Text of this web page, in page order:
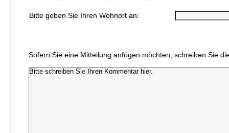
Bitte geben Sie Ihren Wohnort an:
Sofern Sie eine Mitteilung anfügen möchten, schreiben Sie